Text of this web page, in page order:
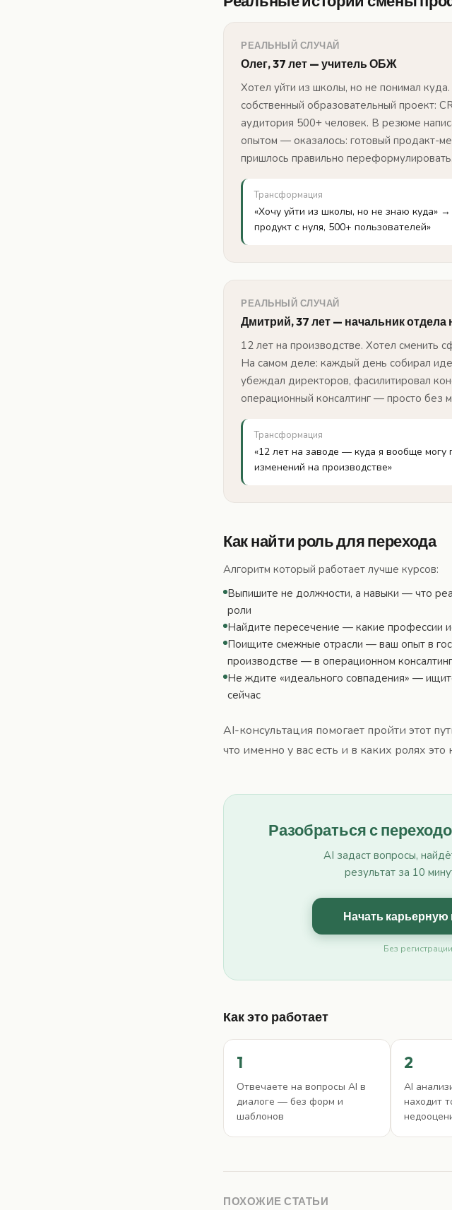
РЕАЛЬНЫЙ СЛУЧАЙ
Олег, 37 лет — учитель ОБЖ
Хотел уйти из школы, но не понимал
собственный образовательный проект:
аудитория 500+ человек. В резюме
опытом — оказалось: готовый продакт-
пришлось правильно переформулировать.
Трансформация
«Хочу уйти из школы, но не знаю куда»
продукт с нуля, 500+ пользователей»
РЕАЛЬНЫЙ СЛУЧАЙ
Дмитрий, 37 лет — начальник отдела
12 лет на производстве. Хотел сменить
На самом деле: каждый день собирал
убеждал директоров, фасилитировал
операционный консалтинг — просто без
Трансформация
«12 лет на заводе — куда я вообще могу
изменений на производстве»
Как найти роль для перехода
Алгоритм который работает лучше курсов:
Выпишите не должности, а навыки — что
роли
Найдите пересечение — какие профессии
Поищите смежные отрасли — ваш опыт в
производстве — в операционном
Не ждите «идеального совпадения» —
сейчас
AI-консультация помогает пройти этот
что именно у вас есть и в каких ролях это
Разобраться с
AI задаст вопросы,
результат за 10
Начать
Без
Как это работает
1
Отвечаете на вопросы AI в
диалоге — без форм и
шаблонов
2
AI
находит
ПОХОЖИЕ СТАТЬИ